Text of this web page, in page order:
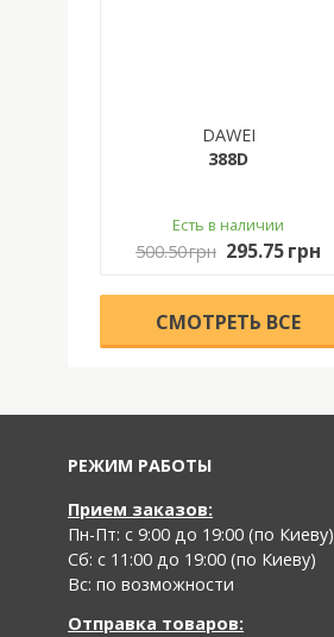
DAWEI
388D
Есть в наличии
500.50 грн 295.75 грн
CМОТРЕТЬ ВСЕ
РЕЖИМ РАБОТЫ
Прием заказов:
Пн-Пт: с 9:00 до 19:00 (по Киеву)
Cб: с 11:00 до 19:00 (по Киеву)
Вс: по возможности
Отправка товаров: